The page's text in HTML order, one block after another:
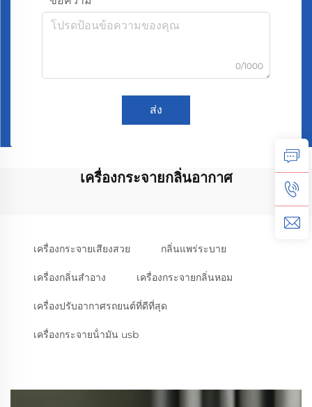
0/1000
ส่ง
เครื่องกระจายกลิ่นอากาศ
เครื่องกระจายเสียงสวย กลิ่นแพร่ระบาย
เครื่องกลิ่นสําอาง เครื่องกระจายกลิ่นหอม
เครื่องปรับอากาศรถยนต์ที่ดีที่สุด
เครื่องกระจายน้ํามัน usb